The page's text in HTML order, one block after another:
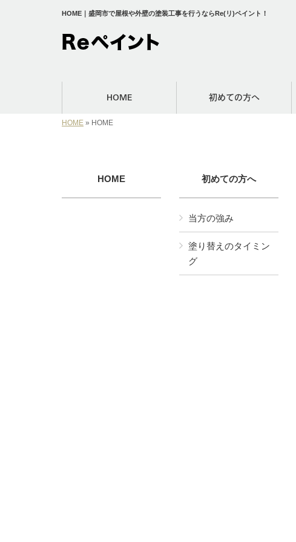
HOME｜盛岡市で屋根や外壁の塗装工事を行うならRe(リ)ペイント！
HOME 初めての方へ
HOME » HOME
HOME 初めての方へ
当方の強み
塗り替えのタイミン
グ